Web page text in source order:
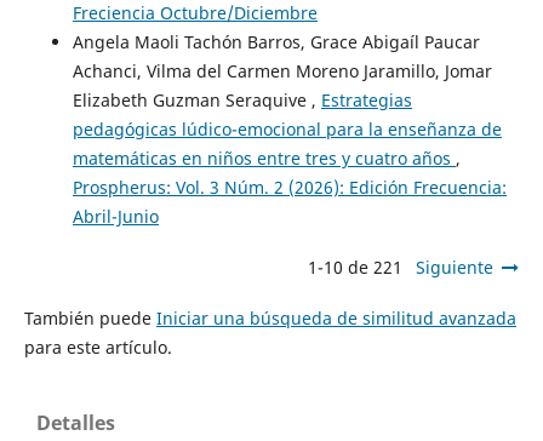
Freciencia Octubre/Diciembre
Angela Maoli Tachón Barros, Grace Abigaíl Paucar
Achanci, Vilma del Carmen Moreno Jaramillo, Jomar
Elizabeth Guzman Seraquive , Estrategias
pedagógicas lúdico-emocional para la enseñanza de
matemáticas en niños entre tres y cuatro años ,
Prospherus: Vol. 3 Núm. 2 (2026): Edición Frecuencia:
Abril-Junio
1-10 de 221 Siguiente
También puede Iniciar una búsqueda de similitud avanzada
para este artículo.
Detalles